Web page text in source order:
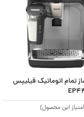
اسپرسو ساز تمام اتوماتیک فیلیپس
این محصول)